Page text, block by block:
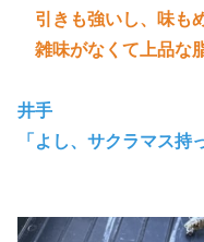
引きも強いし、味も
雑味がなくて上品な
井手
「よし、サクラマス持